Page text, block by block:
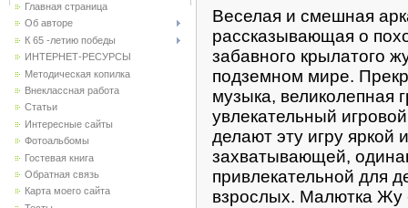
Главная страница
Об авторе
К 65 -летию победы
ИНТЕРНЕТ-РЕСУРСЫ
Методическая копилка
Внеклассная работа
Статьи
Интересные сайты
Фотоальбомы
Гостевая книга
Обратная связь
Карта моего сайта
Веселая и смешная
рассказывающая о
забавного крылатого
подземном мире.
музыка, великолепная
увлекательный
делают эту игру яркой и
захватывающей,
привлекательной для
взрослых. Малютка Жу